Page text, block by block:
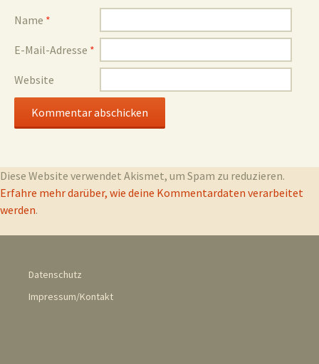
Name *
E-Mail-Adresse *
Website
Diese Website verwendet Akismet, um Spam zu reduzieren.
Erfahre mehr darüber, wie deine Kommentardaten verarbeitet
werden.
Datenschutz
Impressum/Kontakt